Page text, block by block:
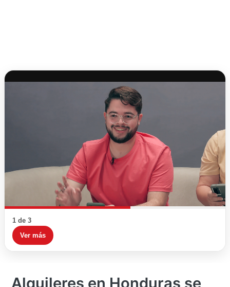
1 de 3
Ver más
Alquileres en Honduras se